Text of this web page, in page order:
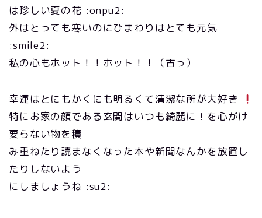
は珍しい夏の花 :onpu2:
外はとっても寒いのにひまわりはとても元気
:smile2:
私の心もホット！！ホット！！（古っ）
幸運はとにもかくにも明るくて清潔な所が大好き
特にお家の顔である玄関はいつも綺麗に！を心がけ
要らない物を積
み重ねたり読まなくなった本や新聞なんかを放置し
たりしないよう
にしましょうね :su2: